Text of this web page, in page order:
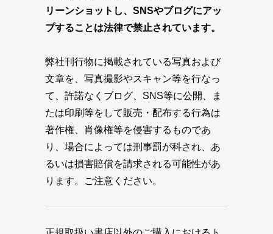
リーンショットし、SNSやブログにアッ
プすることは法律で禁止されています。
弊社刊行物に掲載されている写真および
文章を、写真撮影やスキャン等を行なっ
て、許諾なくブログ、SNS等に公開、ま
たは印刷等をして販売・配布する行為は
著作権、肖像権等を侵害するものであ
り、場合によっては刑事罰が科され、あ
るいは損害賠償を請求される可能性があ
ります。ご注意ください。